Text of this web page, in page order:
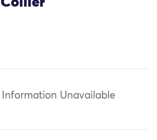
Information Unavailable